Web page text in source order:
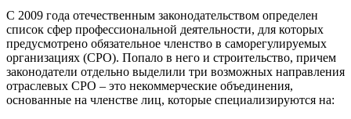
С 2009 года отечественным законодательством определен
список сфер профессиональной деятельности, для которых
предусмотрено обязательное членство в саморегулируемых
организациях (СРО). Попало в него и строительство, причем
законодатели отдельно выделили три возможных направления
отраслевых СРО – это некоммерческие объединения,
основанные на членстве лиц, которые специализируются на: